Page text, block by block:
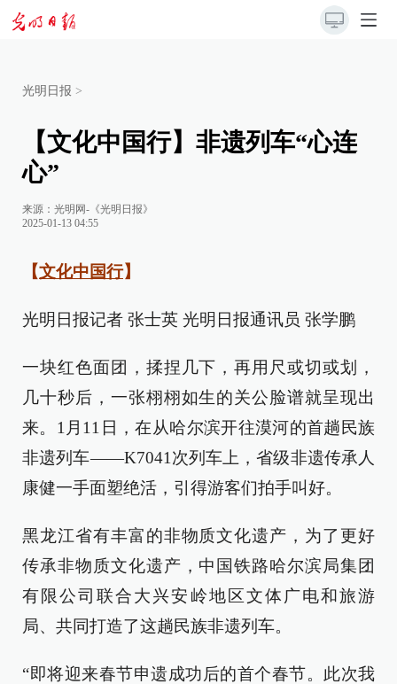
光明日报 >
【文化中国行】非遗列车“心连
心”
来源： 光明网-《光明日报》
2025-01-13 04:55
【文化中国行】
光明日报记者 张士英 光明日报通讯员 张学鹏
一块红色面团，揉捏几下，再用尺或切或划，
几十秒后，一张栩栩如生的关公脸谱就呈现出
来。1月11日，在从哈尔滨开往漠河的首趟民族
非遗列车——K7041次列车上，省级非遗传承人
康健一手面塑绝活，引得游客们拍手叫好。
黑龙江省有丰富的非物质文化遗产，为了更好
传承非物质文化遗产，中国铁路哈尔滨局集团
有限公司联合大兴安岭地区文体广电和旅游
局、共同打造了这趟民族非遗列车。
“即将迎来春节申遗成功后的首个春节。此次我